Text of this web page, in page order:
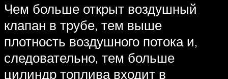
Чем больше открыт воздушный
клапан в трубе, тем выше
плотность воздушного потока и,
следовательно, тем больше
цилиндр топлива входит в